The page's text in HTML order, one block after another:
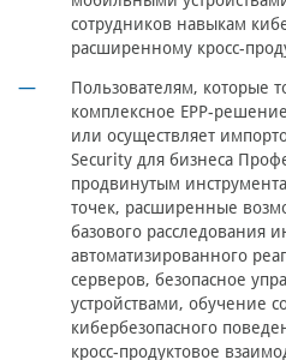
сотрудников навыкам
расширенному кросс-
Пользователям, которые
комплексное EPP-
или осуществляет
Security для бизнеса
продвинутым
точек, расширенные
базового расследования
автоматизированного
серверов, безопасное
устройствами, обучение
кибербезопасного
кросс-продуктовое